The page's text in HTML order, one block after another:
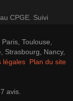
CPGE. Suivi
Toulouse,
Strasbourg, Nancy,
légales Plan du site
avis.